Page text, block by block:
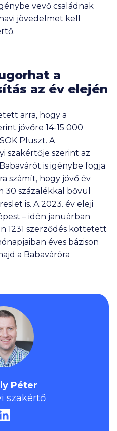
vevő családnak
jövedelmet kell
a
az év elején
arra, hogy a
jövőre 14-15 000
Pluszt. A
szakértője szerint az
is igénybe fogja
számít, hogy jövő év
30 százalékkal bővül
is. A 2023. év eleji
– idén januárban
1231 szerződés köttetett
éves bázison
a Babaváróra
Péter
szakértő